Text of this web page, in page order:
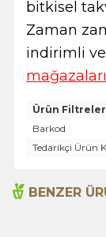
bitkisel
Zaman
indirimli ve
Ürün
Barkod
Tedarikçi Ürün
BENZER